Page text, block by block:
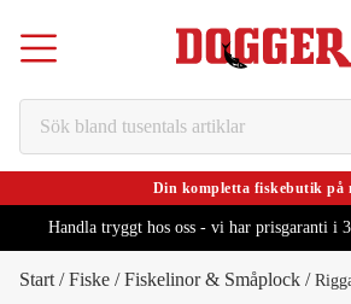
Din kompletta fiskebutik på
Handla tryggt hos oss - vi har prisgaranti i
Start /Fiske /Fiskelinor & Småplock /